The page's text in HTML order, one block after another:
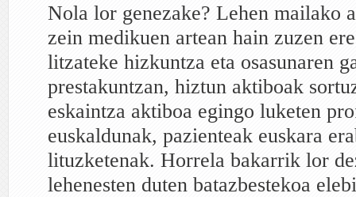
Nola lor genezake? Lehen mailako
zein medikuen artean hain zuzen
litzateke hizkuntza eta osasunaren
prestakuntzan, hiztun aktiboak
eskaintza aktiboa egingo luketen
euskaldunak, pazienteak euskara
lituzketenak. Horrela bakarrik lor
lehenesten duten batazbestekoa